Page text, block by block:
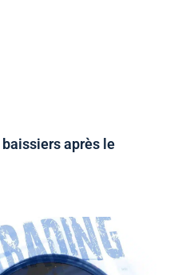
baissiers après le